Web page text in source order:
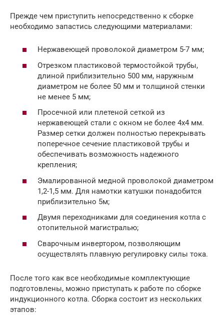
Прежде чем приступить непосредственно к сборке
необходимо запастись следующими материалами:
Нержавеющей проволокой диаметром 5-7 мм;
Отрезком пластиковой термостойкой трубы,
длиной приблизительно 500 мм, наружным
диаметром не более 50 мм и толщиной стенки
не менее 5 мм;
Просечной или плетеной сеткой из
нержавеющей стали с окном не более 4х4 мм.
Размер сетки должен полностью перекрывать
поперечное сечение пластиковой трубы и
обеспечивать возможность надежного
крепления;
Эмалированной медной проволокой диаметром
1,2-1,5 мм. Для намотки катушки понадобится
приблизительно 5м;
Двумя переходниками для соединения котла с
отопительной магистралью;
Сварочным инвертором, позволяющим
осуществлять плавную регулировку силы тока.
После того как все необходимые комплектующие
подготовлены, можно приступать к работе по сборке
индукционного котла. Сборка состоит из нескольких
этапов: